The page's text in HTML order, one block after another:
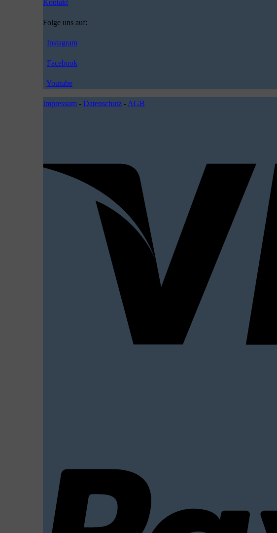
Kontakt
Folge uns auf:
Instagram
Facebook
Youtube
Impressum - Datenschutz - AGB